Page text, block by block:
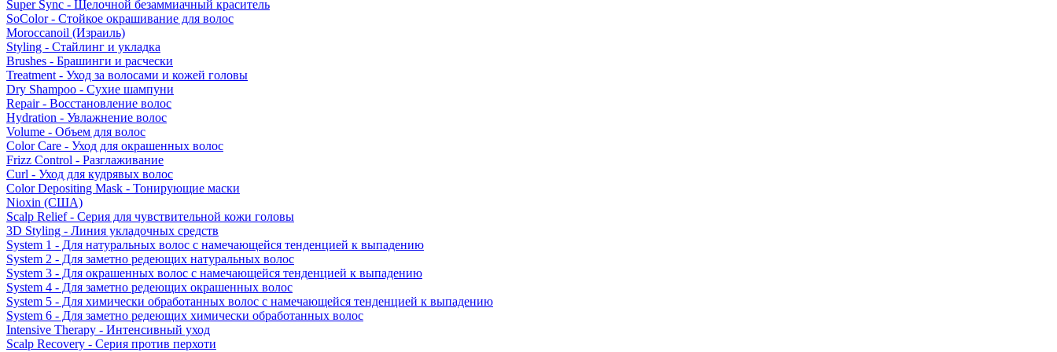
Super Sync - Щелочной безаммиачный краситель
SoColor - Стойкое окрашивание для волос
Moroccanoil (Израиль)
Styling - Стайлинг и укладка
Brushes - Брашинги и расчески
Treatment - Уход за волосами и кожей головы
Dry Shampoo - Сухие шампуни
Repair - Восстановление волос
Hydration - Увлажнение волос
Volume - Объем для волос
Color Care - Уход для окрашенных волос
Frizz Control - Разглаживание
Curl - Уход для кудрявых волос
Color Depositing Mask - Тонирующие маски
Nioxin (США)
Scalp Relief - Серия для чувствительной кожи головы
3D Styling - Линия укладочных средств
System 1 - Для натуральных волос с намечающейся тенденцией к выпадению
System 2 - Для заметно редеющих натуральных волос
System 3 - Для окрашенных волос с намечающейся тенденцией к выпадению
System 4 - Для заметно редеющих окрашенных волос
System 5 - Для химически обработанных волос с намечающейся тенденцией к выпадению
System 6 - Для заметно редеющих химически обработанных волос
Intensive Therapy - Интенсивный уход
Scalp Recovery - Серия против перхоти